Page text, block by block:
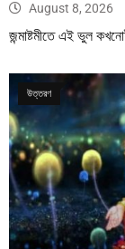
August 8, 2026
জন্মাষ্টমীতে এই ভুল
উত্তরণ